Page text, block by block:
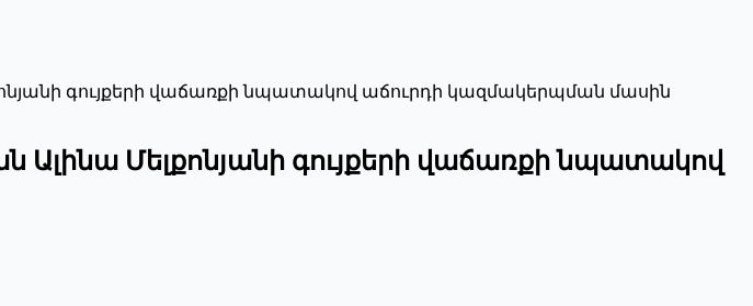
գույքերի վաճառքի նպատակով աճուրդի կազմակերպման մասին
Ալինա Մելքոնյանի գույքերի վաճառքի նպատակով